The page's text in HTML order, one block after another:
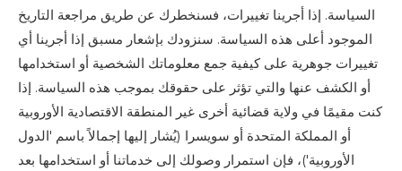
السياسة. إذا أجرينا تغييرات، فسنخطرك عن طريق مراجعة التاريخ
الموجود أعلى هذه السياسة. سنزودك بإشعار مسبق إذا أجرينا أي
تغييرات جوهرية على كيفية جمع معلوماتك الشخصية أو استخدامها
أو الكشف عنها والتي تؤثر على حقوقك بموجب هذه السياسة. إذا
كنت مقيمًا في ولاية قضائية أخرى غير المنطقة الاقتصادية الأوروبية
أو المملكة المتحدة أو سويسرا (يُشار إليها إجمالاً باسم 'الدول
الأوروبية')، فإن استمرار وصولك إلى خدماتنا أو استخدامها بعد